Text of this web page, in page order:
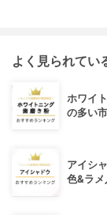
よく見られてい
ホワイ
の多い
アイシ
色&ラメ